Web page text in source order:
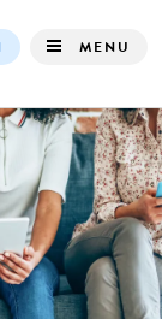
navigation
MENU